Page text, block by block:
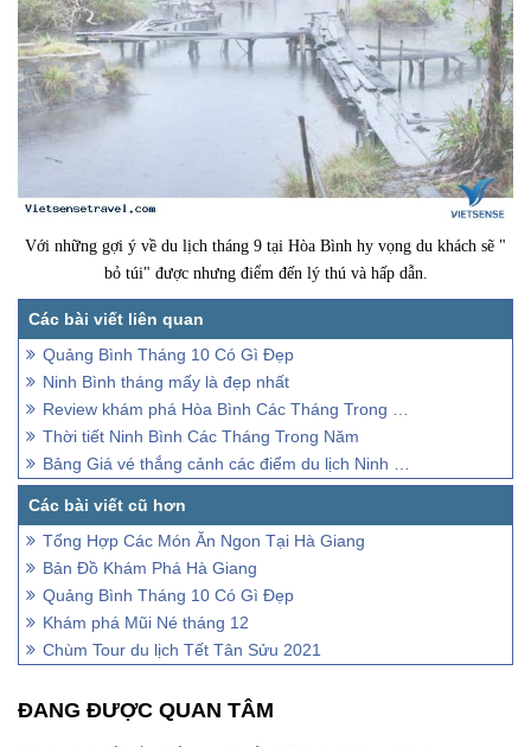
Với những gợi ý về du lịch tháng 9 tại Hòa Bình hy vọng du khách sẽ "
bỏ túi" được nhưng điểm đến lý thú và hấp dẫn.
Quảng Bình Tháng 10 Có Gì Đẹp
Ninh Bình tháng mấy là đẹp nhất
Review khám phá Hòa Bình Các Tháng Trong Năm
Thời tiết Ninh Bình Các Tháng Trong Năm
Bảng Giá vé thắng cảnh các điểm du lịch Ninh Bình 2026
Tổng Hợp Các Món Ăn Ngon Tại Hà Giang
Bản Đồ Khám Phá Hà Giang
Quảng Bình Tháng 10 Có Gì Đẹp
Khám phá Mũi Né tháng 12
Chùm Tour du lịch Tết Tân Sửu 2021
ĐANG ĐƯỢC QUAN TÂM